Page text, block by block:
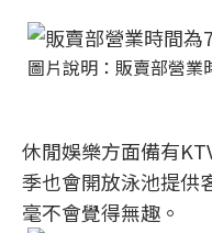
圖片說明：販賣部營
休閒娛樂方面備有
季也會開放泳池提供
毫不會覺得無趣。